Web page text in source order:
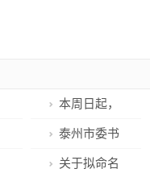
本周日起，
这些新政将影
响我们的工作
泰州市委书
记朱立凡：让
关于拟命名